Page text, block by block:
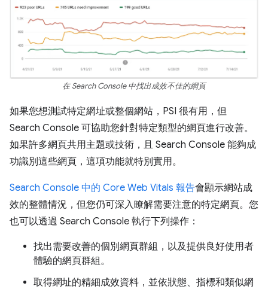
在 Search Console 中找出成效不佳的網頁
如果您想測試特定網址或整個網站，PSI 很有用，但
Search Console 可協助您針對特定類型的網頁進行改善。
如果許多網頁共用主題或技術，且 Search Console 能夠成
功識別這些網頁，這項功能就特別實用。
Search Console 中的 Core Web Vitals 報告會顯示網站成
效的整體情況，但您仍可深入瞭解需要注意的特定網頁。您
也可以透過 Search Console 執行下列操作：
找出需要改善的個別網頁群組，以及提供良好使用者
體驗的網頁群組。
取得網址的精細成效資料，並依狀態、指標和類似網